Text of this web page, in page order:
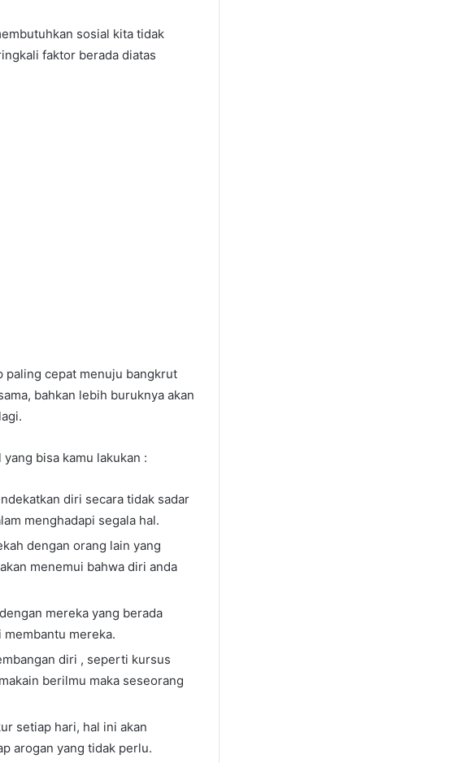
sosial kita tidak
faktor berada diatas
paling cepat menuju bangkrut
bahkan lebih buruknya akan
bisa kamu lakukan :
diri secara tidak sadar
menghadapi segala hal.
dengan orang lain yang
menemui bahwa diri anda
mereka yang berada
mereka.
diri , seperti kursus
berilmu maka seseorang
setiap hari, hal ini akan
arogan yang tidak perlu.